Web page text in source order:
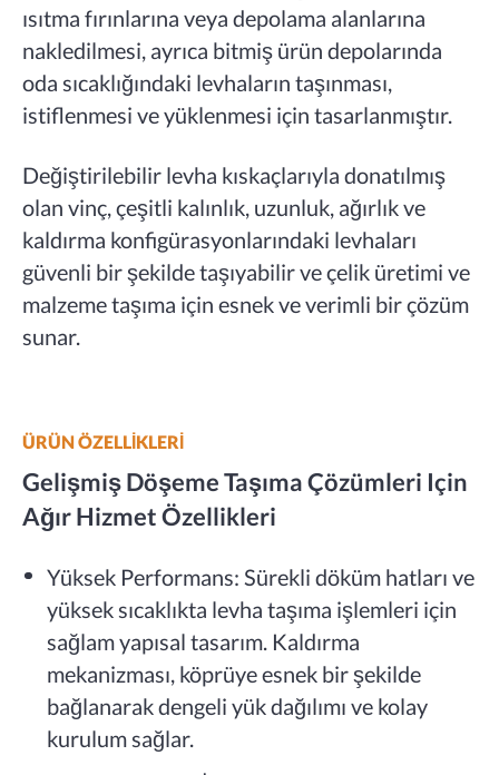
ısıtma fırınlarına veya depolama alanlarına
nakledilmesi, ayrıca bitmiş ürün depolarında
oda sıcaklığındaki levhaların taşınması,
istiflenmesi ve yüklenmesi için tasarlanmıştır.
Değiştirilebilir levha kıskaçlarıyla donatılmış
olan vinç, çeşitli kalınlık, uzunluk, ağırlık ve
kaldırma konfigürasyonlarındaki levhaları
güvenli bir şekilde taşıyabilir ve çelik üretimi ve
malzeme taşıma için esnek ve verimli bir çözüm
sunar.
ÜRÜN ÖZELLİKLERİ
Gelişmiş Döşeme Taşıma Çözümleri Için
Ağır Hizmet Özellikleri
Yüksek Performans: Sürekli döküm hatları ve
yüksek sıcaklıkta levha taşıma işlemleri için
sağlam yapısal tasarım. Kaldırma
mekanizması, köprüye esnek bir şekilde
bağlanarak dengeli yük dağılımı ve kolay
kurulum sağlar.